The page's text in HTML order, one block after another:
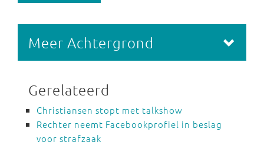
Meer Achtergrond
Gerelateerd
Christiansen stopt met talkshow
Rechter neemt Facebookprofiel in beslag
voor strafzaak